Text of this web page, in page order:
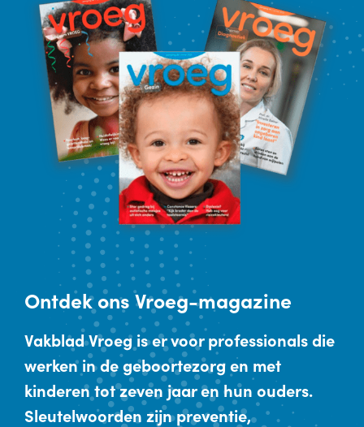
Ontdekons Vroeg-magazine
Vakblad Vroeg is er voor professionals die
werken in de geboortezorg en met
kinderen tot zeven jaar en hun ouders.
Sleutelwoorden zijn preventie,